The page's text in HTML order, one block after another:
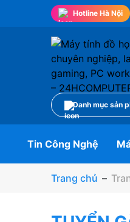
Hotline Hà Nội
Danh mục sản
Tin Công Nghệ
Trang chủ –